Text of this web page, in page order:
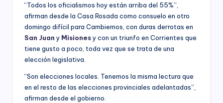
“Todos los oficialismos hoy están arriba del 55%”,
afirman desde la Casa Rosada como consuelo en otro
domingo difícil para Cambiemos, con duras derrotas en
San Juan y Misionesy con un triunfo en Corrientes que
tiene gusto a poco, toda vez que se trata de una
elección legislativa.
“Son elecciones locales. Tenemos la misma lectura que
en el resto de las elecciones provinciales adelantadas”,
afirman desde el gobierno.